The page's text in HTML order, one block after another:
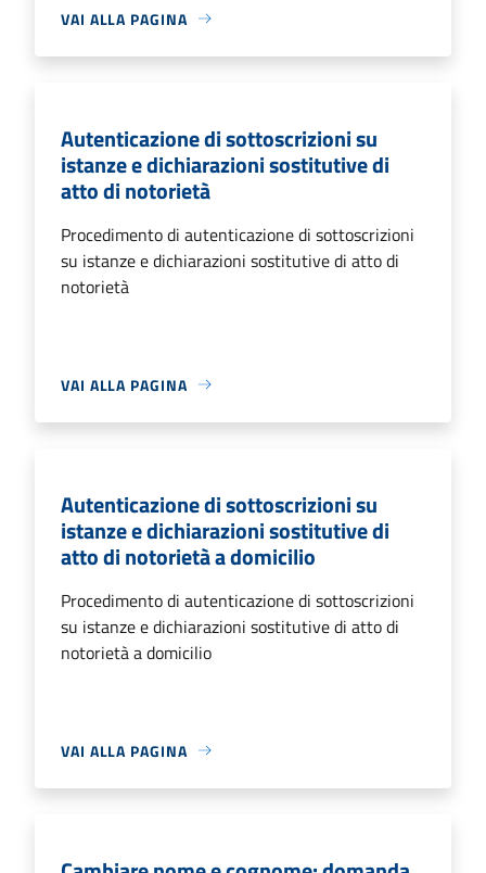
VAI ALLA PAGINA
Autenticazione di sottoscrizioni su
istanze e dichiarazioni sostitutive di
atto di notorietà
Procedimento di autenticazione di sottoscrizioni
su istanze e dichiarazioni sostitutive di atto di
notorietà
VAI ALLA PAGINA
Autenticazione di sottoscrizioni su
istanze e dichiarazioni sostitutive di
atto di notorietà a domicilio
Procedimento di autenticazione di sottoscrizioni
su istanze e dichiarazioni sostitutive di atto di
notorietà a domicilio
VAI ALLA PAGINA